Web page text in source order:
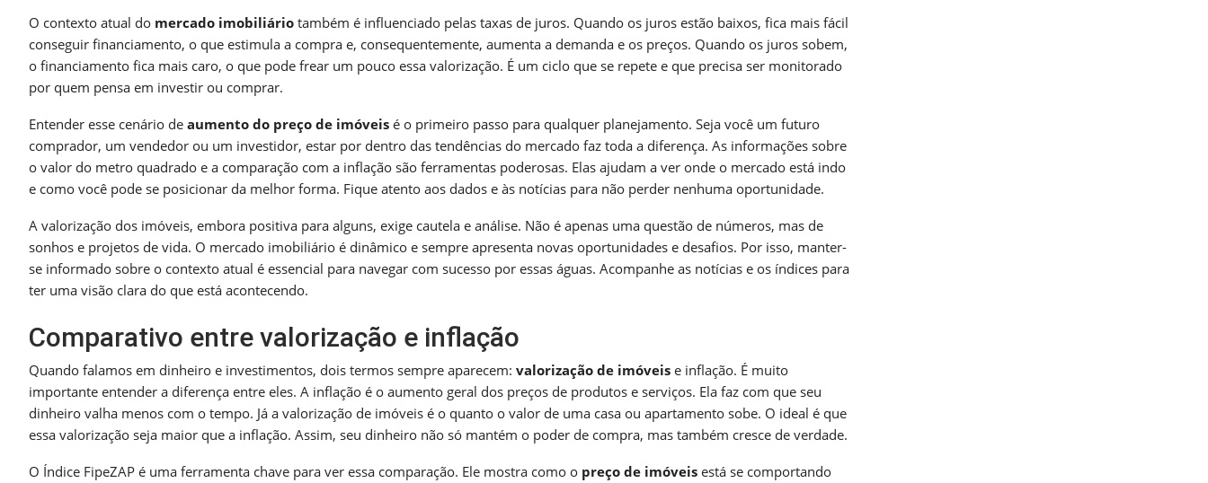
O contexto atual do mercado imobiliário também é influenciado pelas taxas de juros. Quando os juros estão baixos, fica mais fácil
conseguir financiamento, o que estimula a compra e, consequentemente, aumenta a demanda e os preços. Quando os juros sobem,
o financiamento fica mais caro, o que pode frear um pouco essa valorização. É um ciclo que se repete e que precisa ser monitorado
por quem pensa em investir ou comprar.
Entender esse cenário de aumento do preço de imóveis é o primeiro passo para qualquer planejamento. Seja você um futuro
comprador, um vendedor ou um investidor, estar por dentro das tendências do mercado faz toda a diferença. As informações sobre
o valor do metro quadrado e a comparação com a inflação são ferramentas poderosas. Elas ajudam a ver onde o mercado está indo
e como você pode se posicionar da melhor forma. Fique atento aos dados e às notícias para não perder nenhuma oportunidade.
A valorização dos imóveis, embora positiva para alguns, exige cautela e análise. Não é apenas uma questão de números, mas de
sonhos e projetos de vida. O mercado imobiliário é dinâmico e sempre apresenta novas oportunidades e desafios. Por isso, manter-
se informado sobre o contexto atual é essencial para navegar com sucesso por essas águas. Acompanhe as notícias e os índices para
ter uma visão clara do que está acontecendo.
Comparativo entre valorização e inflação
Quando falamos em dinheiro e investimentos, dois termos sempre aparecem: valorização de imóveis e inflação. É muito
importante entender a diferença entre eles. A inflação é o aumento geral dos preços de produtos e serviços. Ela faz com que seu
dinheiro valha menos com o tempo. Já a valorização de imóveis é o quanto o valor de uma casa ou apartamento sobe. O ideal é que
essa valorização seja maior que a inflação. Assim, seu dinheiro não só mantém o poder de compra, mas também cresce de verdade.
O Índice FipeZAP é uma ferramenta chave para ver essa comparação. Ele mostra como o preço de imóveis está se comportando